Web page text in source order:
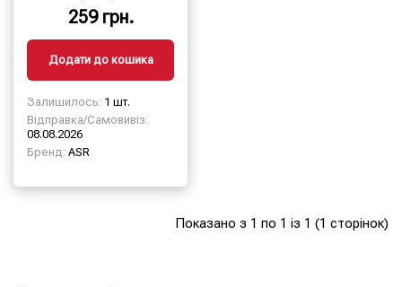
259 грн.
Додати до кошика
Залишилось: 1 шт.
Відправка/Самовивіз:
08.08.2026
Бренд: ASR
Показано з 1 по 1 із 1 (1 сторінок)